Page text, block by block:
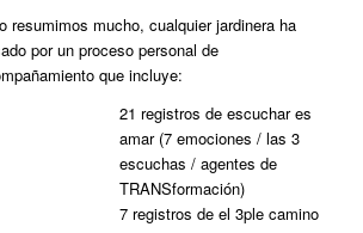
resumimos mucho, cualquier jardinera ha
por un proceso personal de
que incluye:
21 registros de escuchar es
amar (7 emociones / las 3
escuchas / agentes de
TRANSformación)
7 registros de el 3ple camino